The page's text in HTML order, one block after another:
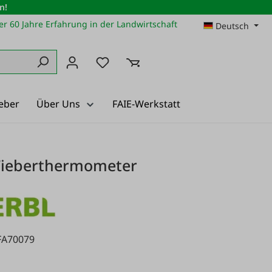
60 Jahre Erfahrung in der Landwirtschaft
Deutsch
Du hast 0 Produkte auf dem
Über Uns FAIE-Werkstatt